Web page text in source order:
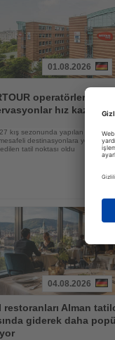
01.08.2026
operatörlerinde
hız kazandı
kış sezonunda yapılan
destinasyonlara
tatil noktası oldu
04.08.2026
restoranları Alman
giderek daha